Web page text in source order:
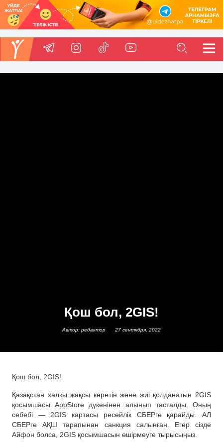
Қош бол, 2GIS!
Автор: редактор 27 сентября, 2022
Қош бол, 2GIS!
Қазақстан халқы жақсы көретін және жиі қолданатын 2GIS
қосымшасы AppStore дүкенінен алынып тасталды. Оның
себебі — 2GIS картасы ресейлік СБЕРге қарайды. АЛ
СБЕРге АҚШ тарапынан санкция салынған. Егер сізде
Айфон болса, 2GIS қосымшасын өшірмеуге тырысыңыз.